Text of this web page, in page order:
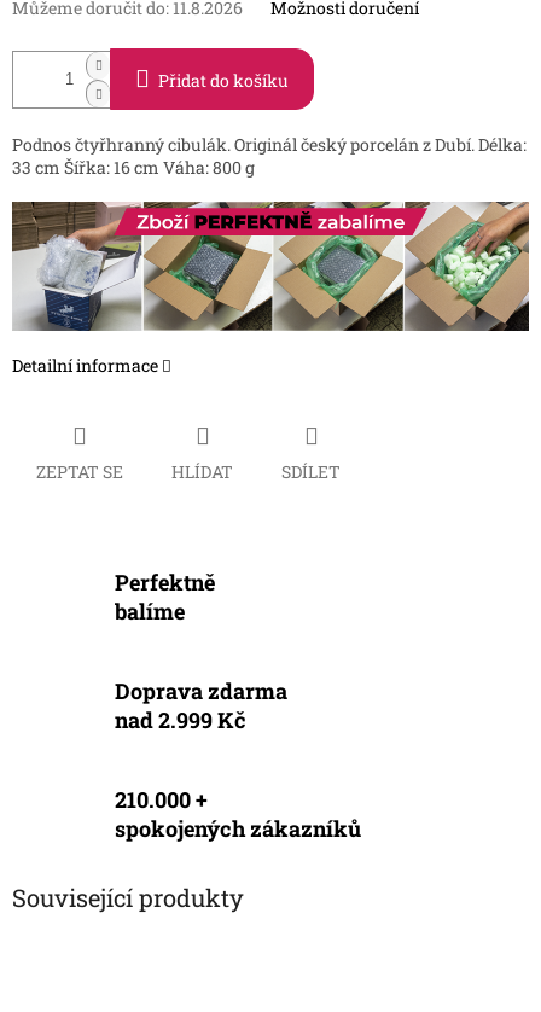
Můžeme doručit do: 11.8.2026 Možnosti doručení
Přidat do košíku
Podnos čtyřhranný cibulák. Originál český porcelán z Dubí. Délka:
33 cm Šířka: 16 cm Váha: 800 g
Detailní informace
ZEPTAT SE HLÍDAT SDÍLET
Perfektně
balíme
Doprava zdarma
nad 2.999 Kč
210.000 +
spokojených zákazníků
Související produkty